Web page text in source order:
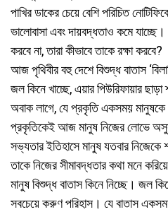
পাখির ডাকের চেয়ে বেশি পরিচিত
ভালোবাসা এবং দায়বদ্ধতাও কমে
করবে না, তারা কীভাবে তাকে রক্ষা করবে?
আজ পৃথিবীর বহু দেশে বিশুদ্ধ বাতাস
জল কিনে খাচ্ছে, এয়ার পিউরিফায়ার
অবাক লাগে, যে প্রকৃতি একসময় মানুষকে
প্রকৃতিকেই আজ মানুষ নিজের লোভে
সভ্যতার ইতিহাসে মানুষ যতবার নিজেকে
তাকে নিজের সীমাবদ্ধতার কথা মনে
মানুষ বিশুদ্ধ বাতাস কিনে নিচ্ছে। জল
সবচেয়ে করুণ পরিহাস। যে বাতাস